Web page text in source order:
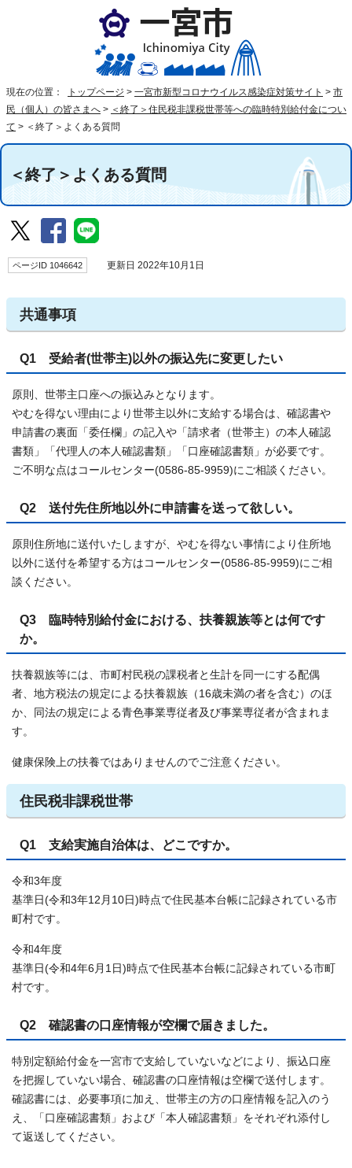
現在の位置： トップページ > 一宮市新型コロナウイルス感染症対策サイト > 市
民（個人）の皆さまへ > ＜終了＞住民税非課税世帯等への臨時特別給付金につい
て > ＜終了＞よくある質問
＜終了＞よくある質問
ページID 1046642 更新日 2022年10月1日
共通事項
Q1 受給者(世帯主)以外の振込先に変更したい
原則、世帯主口座への振込みとなります。
やむを得ない理由により世帯主以外に支給する場合は、確認書や
申請書の裏面「委任欄」の記入や「請求者（世帯主）の本人確認
書類」「代理人の本人確認書類」「口座確認書類」が必要です。
ご不明な点はコールセンター(0586-85-9959)にご相談ください。
Q2 送付先住所地以外に申請書を送って欲しい。
原則住所地に送付いたしますが、やむを得ない事情により住所地
以外に送付を希望する方はコールセンター(0586-85-9959)にご相
談ください。
Q3 臨時特別給付金における、扶養親族等とは何です
か。
扶養親族等には、市町村民税の課税者と生計を同一にする配偶
者、地方税法の規定による扶養親族（16歳未満の者を含む）のほ
か、同法の規定による青色事業専従者及び事業専従者が含まれま
す。
健康保険上の扶養ではありませんのでご注意ください。
住民税非課税世帯
Q1 支給実施自治体は、どこですか。
令和3年度
基準日(令和3年12月10日)時点で住民基本台帳に記録されている市
町村です。
令和4年度
基準日(令和4年6月1日)時点で住民基本台帳に記録されている市町
村です。
Q2 確認書の口座情報が空欄で届きました。
特別定額給付金を一宮市で支給していないなどにより、振込口座
を把握していない場合、確認書の口座情報は空欄で送付します。
確認書には、必要事項に加え、世帯主の方の口座情報を記入のう
え、「口座確認書類」および「本人確認書類」をそれぞれ添付し
て返送してください。